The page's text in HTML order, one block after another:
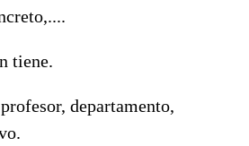
tiene.
departamento,